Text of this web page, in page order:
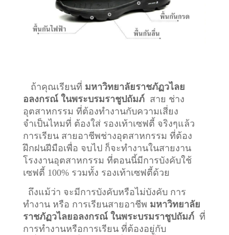
ถ้าคุณเรียนที่ มหาวิทยาลัยราชภัฏวไลย
อลงกรณ์ ในพระบรมราชูปถัมภ์สาย ช่าง
อุตสาหกรรม ที่ต้องทำงานกับความเสี่ยง
จำเป็นไหมที่ ต้องใส่ รองเท้าเซฟตี้ จริงๆแล้ว
การเรียน สายอาชีพช่างอุตสาหกรรม ที่ต้อง
ฝึกฝนฝีมือเพื่อ จบไป ก็จะทำงานในสายงาน
โรงงานอุตสาหกรรม ที่ตอนนี้มีการบังคับใช้
เซฟตี้ 100% รวมทั้ง รองเท้าเซฟตี้ด้วย
ถึงแม้ว่า จะมีการบังคับหรือไม่บังคับ การ
ทำงาน หรือ การเรียนสายอาชีพ มหาวิทยาลัย
ราชภัฏวไลยอลงกรณ์ ในพระบรมราชูปถัมภ์ ที่
การทำงานหรือการเรียน ที่ต้องอยู่กับ